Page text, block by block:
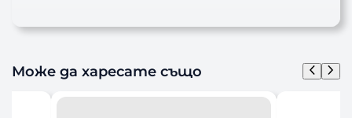
Може да харесате също